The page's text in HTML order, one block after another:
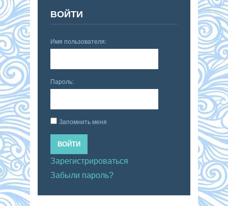
ВОЙТИ
Имя пользователя:
Пароль:
Запомнить меня
ВОЙТИ
Зарегистрироваться
Забыли пароль?